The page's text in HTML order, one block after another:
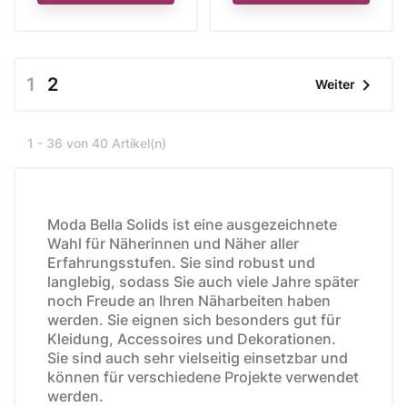
1 2 Weiter 
1 - 36 von 40 Artikel(n)
Moda Bella Solids ist eine ausgezeichnete
Wahl für Näherinnen und Näher aller
Erfahrungsstufen. Sie sind robust und
langlebig, sodass Sie auch viele Jahre später
noch Freude an Ihren Näharbeiten haben
werden. Sie eignen sich besonders gut für
Kleidung, Accessoires und Dekorationen.
Sie sind auch sehr vielseitig einsetzbar und
können für verschiedene Projekte verwendet
werden.